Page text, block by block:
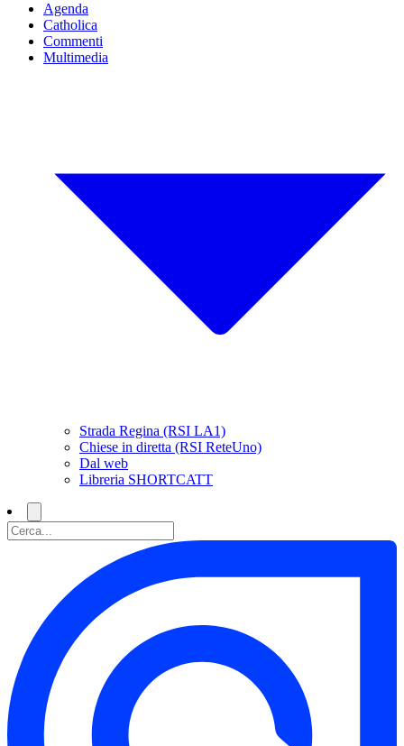
Agenda
Catholica
Commenti
Multimedia
Strada Regina (RSI LA1)
Chiese in diretta (RSI ReteUno)
Dal web
Libreria SHORTCATT